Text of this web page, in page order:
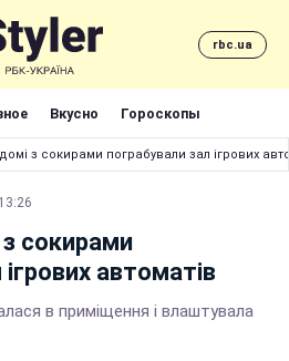
rbc.ua
Вкусно Гороскопы
з сокирами пограбували зал ігрових
з сокирами
автоматів
в приміщення і влаштувала